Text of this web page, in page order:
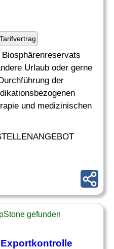
Tarifvertrag
Urlaub oder gerne
der
und medizinischen
gefunden